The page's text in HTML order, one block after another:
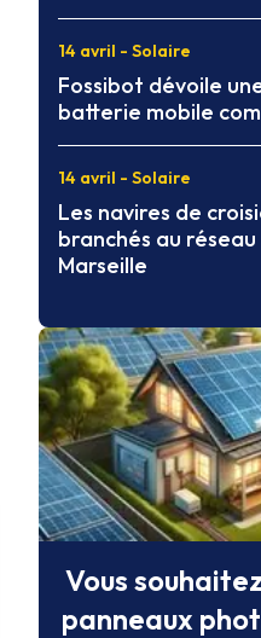
14 avril - Solaire
Fossibot dévoile
batterie mobile
14 avril - Solaire
Les navires de
branchés au
Marseille
Vous
panneaux